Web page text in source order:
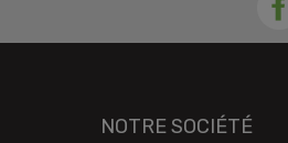
NOTRE SOCIÉTÉ